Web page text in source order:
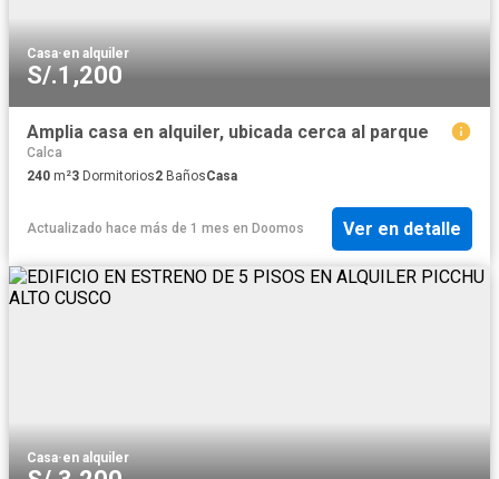
Casa·en alquiler
S/.1,200
Amplia casa en alquiler, ubicada cerca al parque
Calca
240 m²3 Dormitorios2 BañosCasa
Actualizado hace más de 1 mes en Doomos Ver en detalle
Casa·en alquiler